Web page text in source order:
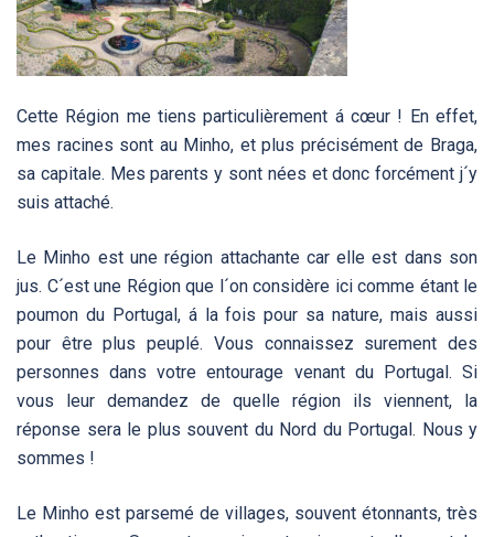
Cette Région me tiens particulièrement á cœur ! En effet,
mes racines sont au Minho, et plus précisément de Braga,
sa capitale. Mes parents y sont nées et donc forcément j´y
suis attaché.
Le Minho est une région attachante car elle est dans son
jus. C´est une Région que l´on considère ici comme étant le
poumon du Portugal, á la fois pour sa nature, mais aussi
pour être plus peuplé. Vous connaissez surement des
personnes dans votre entourage venant du Portugal. Si
vous leur demandez de quelle région ils viennent, la
réponse sera le plus souvent du Nord du Portugal. Nous y
sommes !
Le Minho est parsemé de villages, souvent étonnants, très